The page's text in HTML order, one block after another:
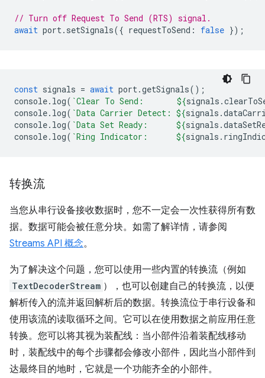
// Turn off Request To Send (RTS) signal.
await port. setSignals({ requestToSend : false });
const signals = await port.getSignals();
console. log( `Clear To Send: ${signals .
console. log( `Data Carrier Detect: ${signals .
console. log( `Data Set Ready: ${signals .
console. log( `Ring Indicator: ${signals .
转换流
当您从串行设备接收数据时，您不一定会一次性获得所有数
据。数据可能会被任意分块。如需了解详情，请参阅
Streams API 概念。
为了解决这个问题，您可以使用一些内置的转换流（例如
TextDecoderStream ），也可以创建自己的转换流，以便
解析传入的流并返回解析后的数据。转换流位于串行设备和
使用该流的读取循环之间。它可以在使用数据之前应用任意
转换。您可以将其视为装配线：当小部件沿着装配线移动
时，装配线中的每个步骤都会修改小部件，因此当小部件到
达最终目的地时，它就是一个功能齐全的小部件。